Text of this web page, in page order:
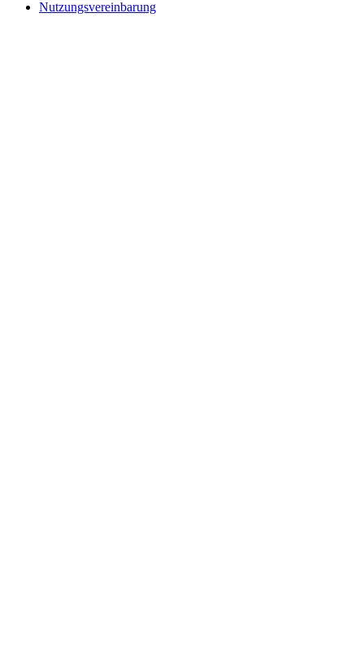
Nutzungsvereinbarung